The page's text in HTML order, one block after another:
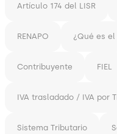
Artículo 174 del LISR
RENAPO ¿Qué es
Contribuyente FIEL
IVA trasladado / IVA por
Sistema Tributario